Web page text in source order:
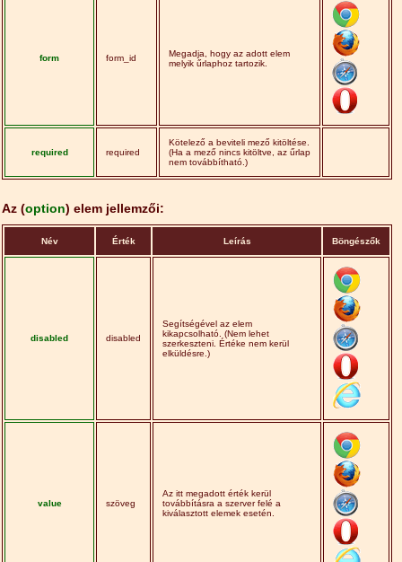
form form_id
Megadja, hogy az adott elem
melyik űrlaphoz tartozik.
required required
Kötelező a beviteli mező kitöltése.
(Ha a mező nincs kitöltve, az űrlap
nem továbbítható.)
Az (option) elem jellemzői:
Név Érték Leírás Böngészők
disabled disabled
Segítségével az elem
kikapcsolható. (Nem lehet
szerkeszteni. Értéke nem kerül
elküldésre.)
value szöveg
Az itt megadott érték kerül
továbbításra a szerver felé a
kiválasztott elemek esetén.